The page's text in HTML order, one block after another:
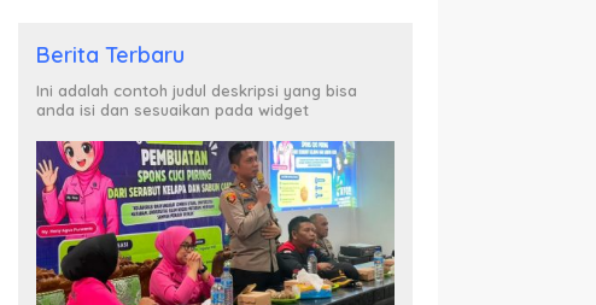
Berita Terbaru
Ini adalah contoh judul deskripsi yang bisa
anda isi dan sesuaikan pada widget